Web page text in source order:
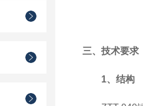
三、技术要求
1、结构